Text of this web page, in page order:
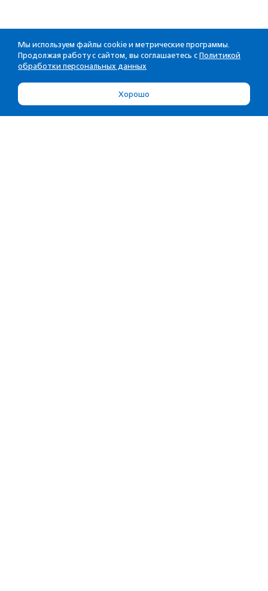
Мы используем файлы cookie и метрические программы.
Продолжая работу с сайтом, вы соглашаетесь с Политикой
обработки персональных данных
Хорошо